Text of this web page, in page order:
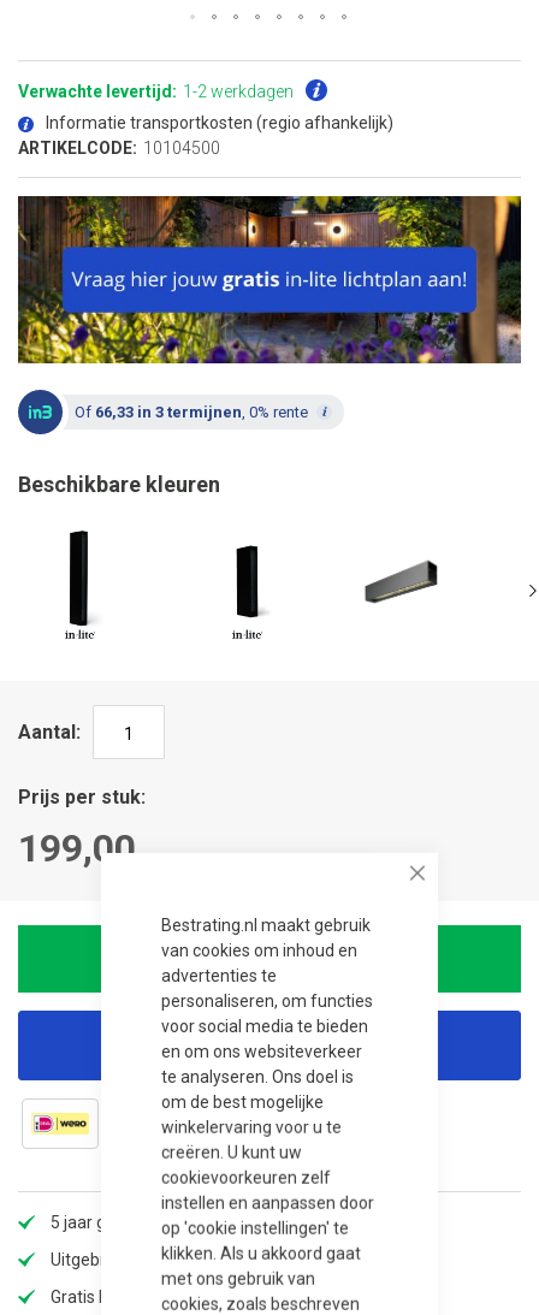
Bestrating.nl maakt gebruik
van cookies om inhoud en
advertenties te
personaliseren, om functies
voor social media te bieden
en om ons websiteverkeer
te analyseren. Ons doel is
om de best mogelijke
winkelervaring voor u te
creëren. U kunt uw
cookievoorkeuren zelf
instellen en aanpassen door
op 'cookie instellingen' te
klikken. Als u akkoord gaat
met ons gebruik van
cookies, zoals beschreven
naar
begin
de
afbeeldingen-
Verwachte levertijd: 1-2 werkdagen
Informatie transportkosten (regio afhankelijk)
ARTIKELCODE: 10104500
Of 66,33 in 3 termijnen, 0% rente
Beschikbare kleuren
Aantal
Prijs per stuk
199,00
In winkelwagen
Korting aanvragen
5 jaar garantie
Uitgebreid assortiment
Gratis bezorging